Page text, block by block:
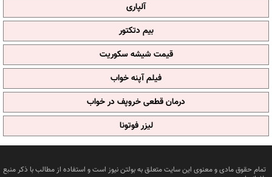
آلپاری
بیم دتکتور
قیمت شیشه سکوریت
فیلم آپنه خواب
درمان قطعی خروپف در خواب
لیزر فوتونا
تمام حقوق مادی و معنوی این سایت متعلق به بولتن نیوز است و استفاده از مطالب با ذکر منبع